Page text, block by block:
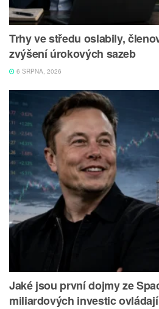
Trhy ve středu oslabily,
zvýšení úrokových sazeb
6 SRPNA, 2026
Jaké jsou první dojmy ze
miliardových investic